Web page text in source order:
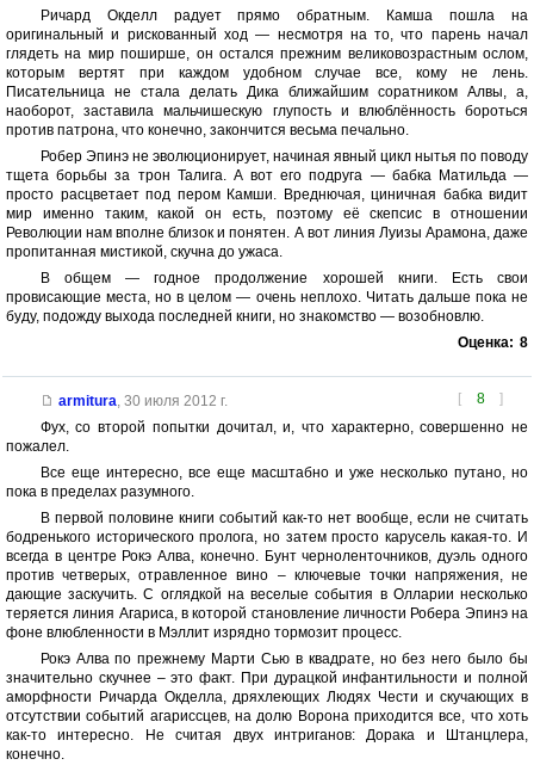
Ричард Окделл радует прямо обратным. Камша пошла на
оригинальный и рискованный ход — несмотря на то, что парень начал
глядеть на мир поширше, он остался прежним великовозрастным ослом,
которым вертят при каждом удобном случае все, кому не лень.
Писательница не стала делать Дика ближайшим соратником Алвы, а,
наоборот, заставила мальчишескую глупость и влюблённость бороться
против патрона, что конечно, закончится весьма печально.
Робер Эпинэ не эволюционирует, начиная явный цикл нытья по поводу
тщета борьбы за трон Талига. А вот его подруга — бабка Матильда —
просто расцветает под пером Камши. Вреднючая, циничная бабка видит
мир именно таким, какой он есть, поэтому её скепсис в отношении
Революции нам вполне близок и понятен. А вот линия Луизы Арамона, даже
пропитанная мистикой, скучна до ужаса.
В общем — годное продолжение хорошей книги. Есть свои
провисающие места, но в целом — очень неплохо. Читать дальше пока не
буду, подожду выхода последней книги, но знакомство — возобновлю.
Оценка: 8
[ 8 ]
armitura, 30 июля 2012 г.
Фух, со второй попытки дочитал, и, что характерно, совершенно не
пожалел.
Все еще интересно, все еще масштабно и уже несколько путано, но
пока в пределах разумного.
В первой половине книги событий как-то нет вообще, если не считать
бодренького исторического пролога, но затем просто карусель какая-то. И
всегда в центре Рокэ Алва, конечно. Бунт черноленточников, дуэль одного
против четверых, отравленное вино – ключевые точки напряжения, не
дающие заскучить. С оглядкой на веселые события в Олларии несколько
теряется линия Агариса, в которой становление личности Робера Эпинэ на
фоне влюбленности в Мэллит изрядно тормозит процесс.
Рокэ Алва по прежнему Марти Сью в квадрате, но без него было бы
значительно скучнее – это факт. При дурацкой инфантильности и полной
аморфности Ричарда Окделла, дряхлеющих Людях Чести и скучающих в
отсутствии событий агариссцев, на долю Ворона приходится все, что хоть
как-то интересно. Не считая двух интриганов: Дорака и Штанцлера,
конечно.